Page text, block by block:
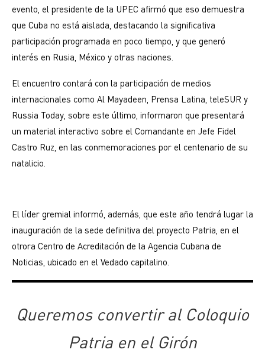
evento, el presidente de la UPEC afirmó que eso demuestra
que Cuba no está aislada, destacando la significativa
participación programada en poco tiempo, y que generó
interés en Rusia, México y otras naciones.
El encuentro contará con la participación de medios
internacionales como Al Mayadeen, Prensa Latina, teleSUR y
Russia Today, sobre este último, informaron que presentará
un material interactivo sobre el Comandante en Jefe Fidel
Castro Ruz, en las conmemoraciones por el centenario de su
natalicio.
El líder gremial informó, además, que este año tendrá lugar la
inauguración de la sede definitiva del proyecto Patria, en el
otrora Centro de Acreditación de la Agencia Cubana de
Noticias, ubicado en el Vedado capitalino.
Queremos convertir al Coloquio
Patria en el Girón